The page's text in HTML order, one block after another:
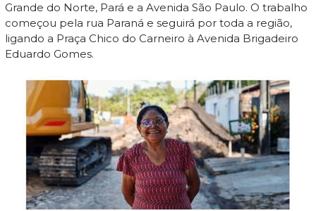
Grande do Norte, Pará e a Avenida São Paulo. O trabalho
começou pela rua Paraná e seguirá por toda a região,
ligando a Praça Chico do Carneiro à Avenida Brigadeiro
Eduardo Gomes.